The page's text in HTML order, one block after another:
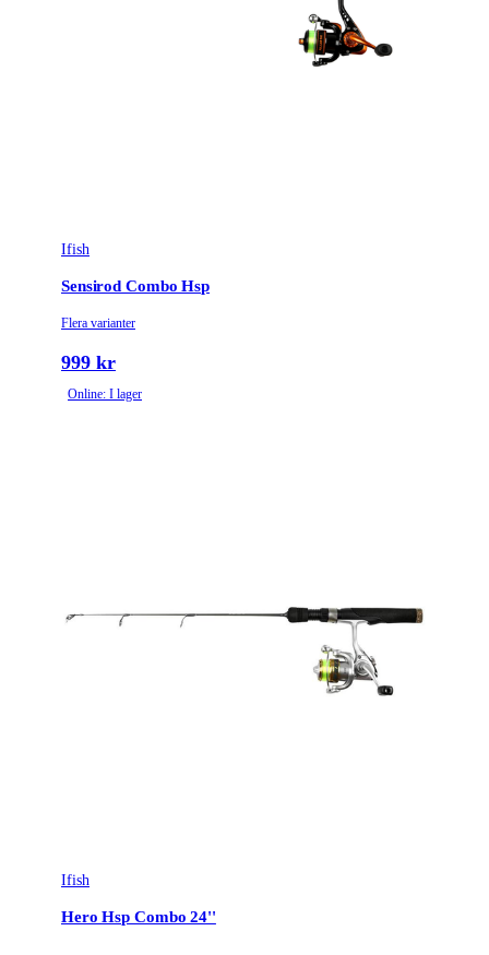
Ifish
Sensirod Combo Hsp
Flera varianter
999 kr
Online: I lager
Ifish
Hero Hsp Combo 24''